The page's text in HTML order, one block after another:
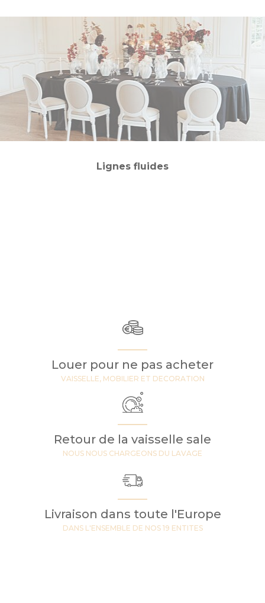
Lignes fluides
Louer pour ne pas acheter
VAISSELLE, MOBILIER ET DECORATION
Retour de la vaisselle sale
NOUS NOUS CHARGEONS DU LAVAGE
Livraison dans toute l'Europe
DANS L'ENSEMBLE DE NOS 19 ENTITES